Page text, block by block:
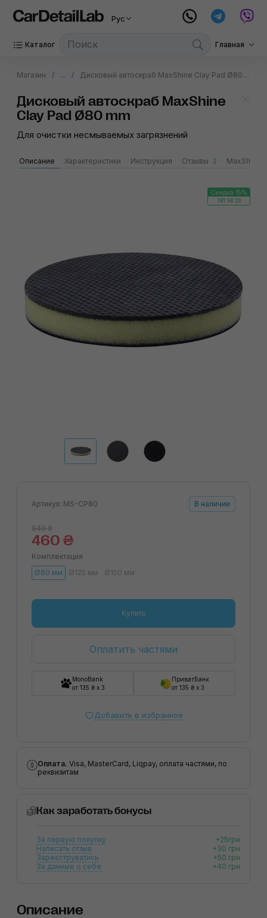
Рус
Каталог Главная
Магазин ... Дисковый автоскраб MaxShine Clay Pad Ø80 mm
Дисковый автоскраб MaxShine
Clay Pad Ø80 mm
Для очистки несмываемых загрязнений
Описание Характеристики Инструкция Отзывы 2 MaxShine
Скидка 15%
181:58:23
Артикул: MS-CP80 В наличии
540 ₴
460 ₴
Комплектация
Ø80 мм
Ø125 мм Ø150 мм
Купить
Оплатить частями
MonoBank
от 135 ₴ x 3
ПриватБанк
от 135 ₴ x 3
Добавить в избранное
Оплата. Visa, MasterCard, Liqpay, оплата частями, по
реквизитам
Как заработать бонусы
За первую покупку
+25грн
Написать отзыв
+30 грн
Зареєструватись
+50 грн
За данные о себе
+40 грн
Описание